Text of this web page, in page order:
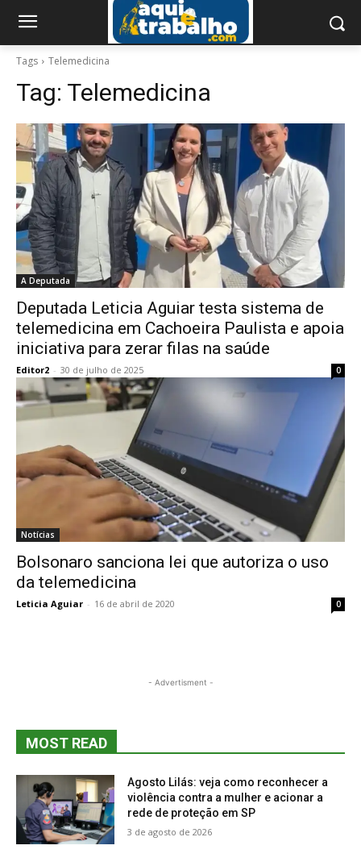
Tags Telemedicina
Tag: Telemedicina
A Deputada
Deputada Leticia Aguiar testa sistema de
telemedicina em Cachoeira Paulista e apoia
iniciativa para zerar filas na saúde
Editor2 - 30 de julho de 2025 0
Notícias
Bolsonaro sanciona lei que autoriza o uso
da telemedicina
Leticia Aguiar - 16 de abril de 2020 0
- Advertisment -
MOST READ
Agosto Lilás: veja como reconhecer a
violência contra a mulher e acionar a
rede de proteção em SP
3 de agosto de 2026